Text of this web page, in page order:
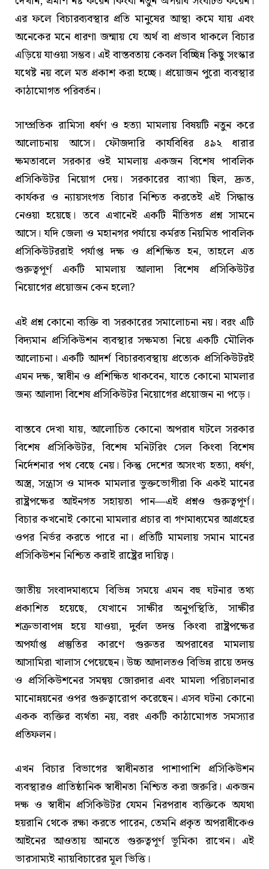
এর ফলে বিচারব্যবস্থার প্রতি মানুষের আস্থা কমে যায় এবং
অনেকের মনে ধারণা জন্মায় যে অর্থ বা প্রভাব থাকলে বিচার
এড়িয়ে যাওয়া সম্ভব। এই বাস্তবতায় কেবল বিচ্ছিন্ন কিছু সংস্কার
যথেষ্ট নয় বলে মত প্রকাশ করা হচ্ছে। প্রয়োজন পুরো ব্যবস্থার
কাঠামোগত পরিবর্তন।
সাম্প্রতিক রামিসা ধর্ষণ ও হত্যা মামলায় বিষয়টি নতুন করে
আলোচনায় আসে। ফৌজদারি কার্যবিধির ৪৯২ ধারার
ক্ষমতাবলে সরকার ওই মামলায় একজন বিশেষ পাবলিক
প্রসিকিউটর নিয়োগ দেয়। সরকারের ব্যাখ্যা ছিল, দ্রুত,
কার্যকর ও ন্যায়সংগত বিচার নিশ্চিত করতেই এই সিদ্ধান্ত
নেওয়া হয়েছে। তবে এখানেই একটি নীতিগত প্রশ্ন সামনে
আসে। যদি জেলা ও মহানগর পর্যায়ে কর্মরত নিয়মিত পাবলিক
প্রসিকিউটররাই পর্যাপ্ত দক্ষ ও প্রশিক্ষিত হন, তাহলে এত
গুরুত্বপূর্ণ একটি মামলায় আলাদা বিশেষ প্রসিকিউটর
নিয়োগের প্রয়োজন কেন হলো?
এই প্রশ্ন কোনো ব্যক্তি বা সরকারের সমালোচনা নয়। বরং এটি
বিদ্যমান প্রসিকিউশন ব্যবস্থার সক্ষমতা নিয়ে একটি মৌলিক
আলোচনা। একটি আদর্শ বিচারব্যবস্থায় প্রত্যেক প্রসিকিউটরই
এমন দক্ষ, স্বাধীন ও প্রশিক্ষিত থাকবেন, যাতে কোনো মামলার
জন্য আলাদা বিশেষ প্রসিকিউটর নিয়োগের প্রয়োজন না পড়ে।
বাস্তবে দেখা যায়, আলোচিত কোনো অপরাধ ঘটলে সরকার
বিশেষ প্রসিকিউটর, বিশেষ মনিটরিং সেল কিংবা বিশেষ
নির্দেশনার পথ বেছে নেয়। কিন্তু দেশের অসংখ্য হত্যা, ধর্ষণ,
অস্ত্র, সন্ত্রাস ও মাদক মামলার ভুক্তভোগীরা কি একই মানের
রাষ্ট্রপক্ষের আইনগত সহায়তা পান—এই প্রশ্নও গুরুত্বপূর্ণ।
বিচার কখনোই কোনো মামলার প্রচার বা গণমাধ্যমের আগ্রহের
ওপর নির্ভর করতে পারে না। প্রতিটি মামলায় সমান মানের
প্রসিকিউশন নিশ্চিত করাই রাষ্ট্রের দায়িত্ব।
জাতীয় সংবাদমাধ্যমে বিভিন্ন সময়ে এমন বহু ঘটনার তথ্য
প্রকাশিত হয়েছে, যেখানে সাক্ষীর অনুপস্থিতি, সাক্ষীর
শত্রুভাবাপন্ন হয়ে যাওয়া, দুর্বল তদন্ত কিংবা রাষ্ট্রপক্ষের
অপর্যাপ্ত প্রস্তুতির কারণে গুরুতর অপরাধের মামলায়
আসামিরা খালাস পেয়েছেন। উচ্চ আদালতও বিভিন্ন রায়ে তদন্ত
ও প্রসিকিউশনের সমন্বয় জোরদার এবং মামলা পরিচালনার
মানোন্নয়নের ওপর গুরুত্বারোপ করেছেন। এসব ঘটনা কোনো
একক ব্যক্তির ব্যর্থতা নয়, বরং একটি কাঠামোগত সমস্যার
প্রতিফলন।
এখন বিচার বিভাগের স্বাধীনতার পাশাপাশি প্রসিকিউশন
ব্যবস্থারও প্রাতিষ্ঠানিক স্বাধীনতা নিশ্চিত করা জরুরি। একজন
দক্ষ ও স্বাধীন প্রসিকিউটর যেমন নিরপরাধ ব্যক্তিকে অযথা
হয়রানি থেকে রক্ষা করতে পারেন, তেমনি প্রকৃত অপরাধীকেও
আইনের আওতায় আনতে গুরুত্বপূর্ণ ভূমিকা রাখেন। এই
ভারসাম্যই ন্যায়বিচারের মূল ভিত্তি।